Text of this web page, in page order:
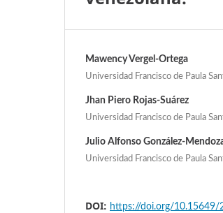
Mawency Vergel-Ortega
Universidad Francisco de Paula
Jhan Piero Rojas-Suárez
Universidad Francisco de Paula
Julio Alfonso González-
Universidad Francisco de Paula
DOI: https://doi.org/10.15649/